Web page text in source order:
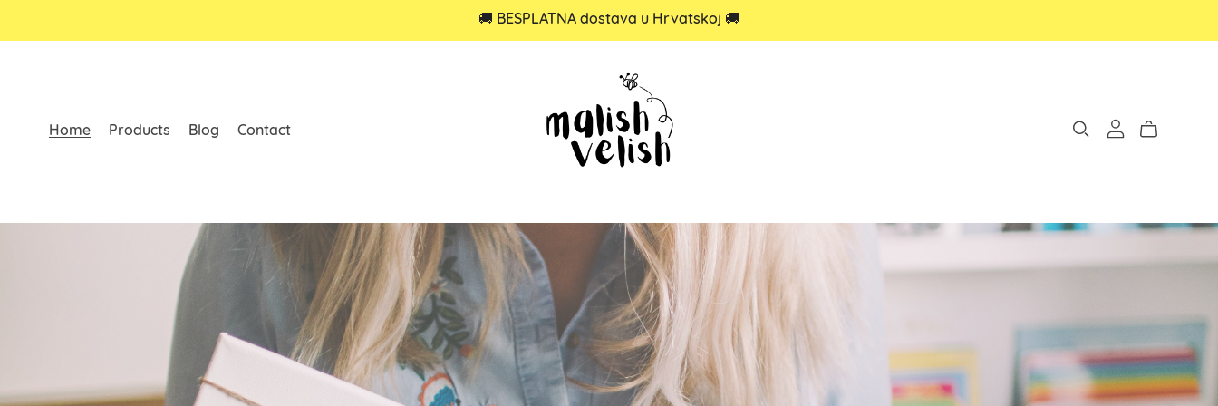
🚚 BESPLATNA dostava u Hrvatskoj 🚚
Home Products Blog Contact